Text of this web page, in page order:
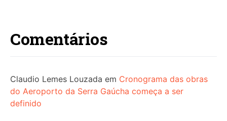
Comentários
Claudio Lemes Louzada em Cronograma das obras
do Aeroporto da Serra Gaúcha começa a ser
definido